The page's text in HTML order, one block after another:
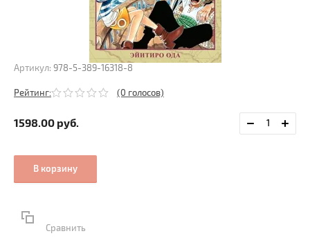
Артикул: 978-5-389-16318-8
Рейтинг: (0 голосов)
1598.00 руб.
В корзину
Сравнить